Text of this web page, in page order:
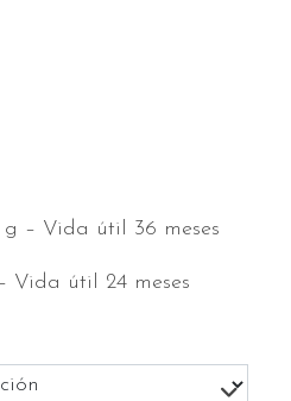
– Vida útil 36 meses
Vida útil 24 meses